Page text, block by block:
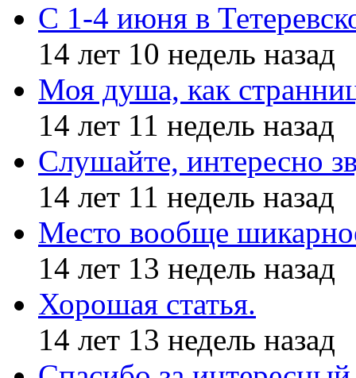
С 1-4 июня в
14 лет 10 недель назад
Моя душа, как
14 лет 11 недель назад
Слушайте, интересно
14 лет 11 недель назад
Место вообще
14 лет 13 недель назад
Хорошая статья.
14 лет 13 недель назад